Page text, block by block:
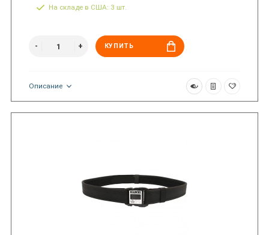
На складе в США: 3 шт.
КУПИТЬ
Описание